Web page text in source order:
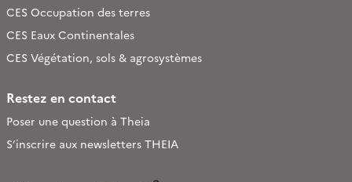
CES Occupation des terres
CES Eaux Continentales
CES Végétation, sols & agrosystèmes
Restez en contact
Poser une question à Theia
S’inscrire aux newsletters THEIA